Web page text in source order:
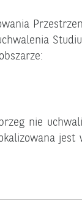
nie